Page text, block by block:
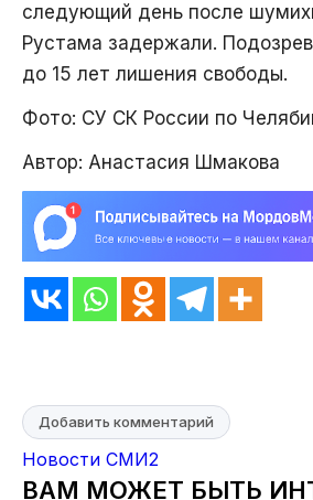
следующий день после
Рустама задержали.
до 15 лет лишения свободы.
Фото: СУ СК России по
Автор: Анастасия Шмакова
Добавить комментарий
Новости СМИ2
ВАМ МОЖЕТ БЫТЬ